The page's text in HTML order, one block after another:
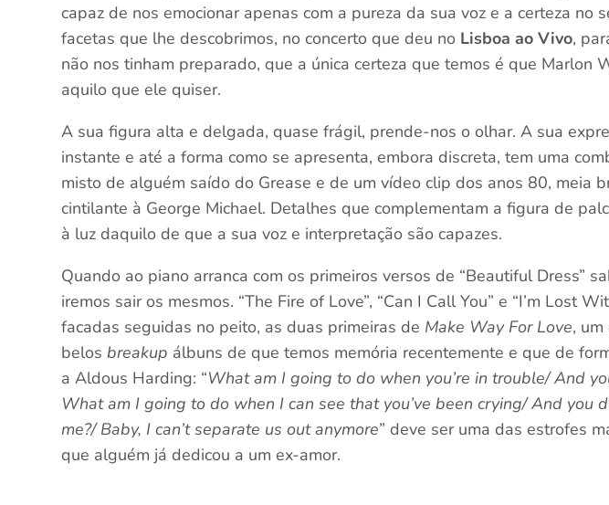
capaz de nos emocionar apenas com a pureza da sua voz e a certeza no
facetas que lhe descobrimos, no concerto que deu no Lisboa ao Vivo,
não nos tinham preparado, que a única certeza que temos é que Marlon
aquilo que ele quiser.
A sua figura alta e delgada, quase frágil, prende-nos o olhar. A sua
instante e até a forma como se apresenta, embora discreta, tem uma
misto de alguém saído do Grease e de um vídeo clip dos anos 80, meia
cintilante à George Michael. Detalhes que complementam a figura de
à luz daquilo de que a sua voz e interpretação são capazes.
Quando ao piano arranca com os primeiros versos de “Beautiful Dress”
iremos sair os mesmos. “The Fire of Love”, “Can I Call You” e “I’m Lost
facadas seguidas no peito, as duas primeiras de Make Way For Love,
belosbreakup álbuns de que temos memória recentemente e que de
a Aldous Harding: “What am I going to do when you’re in trouble/ And
What am I going to do when I can see that you’ve been crying/ And you
me?/ Baby, I can’t separate us out anymore” deve ser uma das estrofes
que alguém já dedicou a um ex-amor.